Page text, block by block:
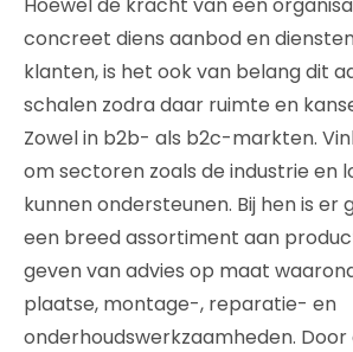
concreet diens aanbod en
klanten, is het ook van belang dit
schalen zodra daar ruimte en
Zowel in b2b- als b2c-markten.
om sectoren zoals de industrie en
kunnen ondersteunen. Bij hen is er
een breed assortiment aan
geven van advies op maat
plaatse, montage-, reparatie- en
onderhoudswerkzaamheden.